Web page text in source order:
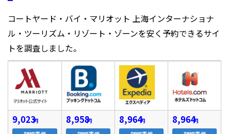
コートヤード・バイ・マリオット 上海インターナショナ
ル・ツーリズム・リゾート・ゾーンを安く予約できるサイ
トを調査しました。
9,023円 8,958円 8,964円 8,964円